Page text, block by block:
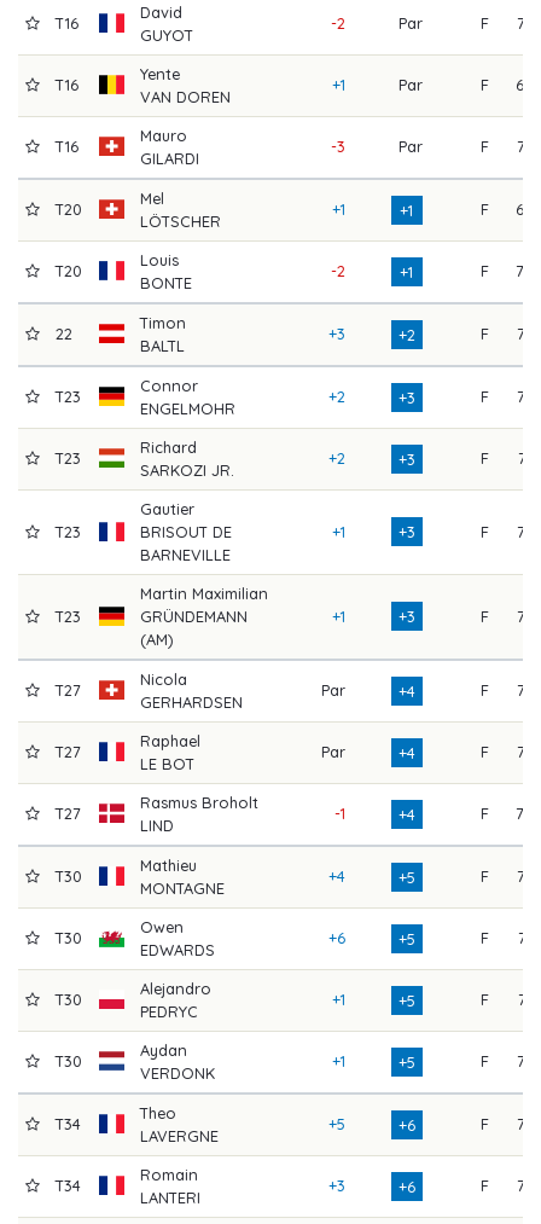
T16
David
GUYOT
-2 Par F 75
T16
Yente
VAN DOREN
+1 Par F 68
T16
Mauro
GILARDI
-3 Par F 75
T20
Mel
LÖTSCHER
+1 +1 F 69
T20
Louis
BONTE
-2 +1 F 70
22
Timon
BALTL
+3 +2 F 73
T23
Connor
ENGELMOHR
+2 +3 F 75
T23
Richard
SARKOZI JR.
+2 +3 F 74
T23
Gautier
BRISOUT DE
BARNEVILLE
+1 +3 F 72
T23
Martin Maximilian
GRÜNDEMANN
(AM)
+1 +3 F 73
T27
Nicola
GERHARDSEN
Par +4 F 76
T27
Raphael
LE BOT
Par +4 F 72
T27
Rasmus Broholt
LIND
-1 +4 F 78
T30
Mathieu
MONTAGNE
+4 +5 F 73
T30
Owen
EDWARDS
+6 +5 F 71
T30
Alejandro
PEDRYC
+1 +5 F 71
T30
Aydan
VERDONK
+1 +5 F 72
T34
Theo
LAVERGNE
+5 +6 F 73
T34
Romain
LANTERI
+3 +6 F 76